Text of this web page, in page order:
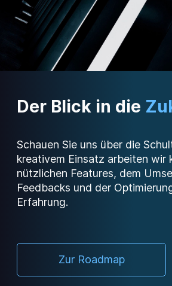
Der Blick in die
Schauen Sie uns über die
kreativem Einsatz arbeiten wir
nützlichen Features, dem
Feedbacks und der
Erfahrung.
Zur Roadmap